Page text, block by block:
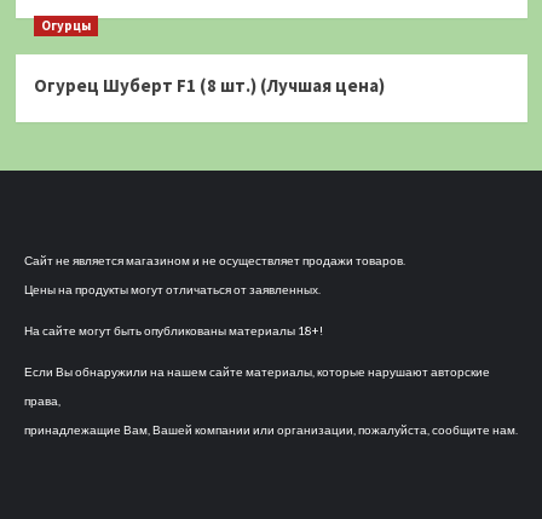
Огурцы
Огурец Шуберт F1 (8 шт.) (Лучшая цена)
Сайт не является магазином и не осуществляет продажи товаров.
Цены на продукты могут отличаться от заявленных.
На сайте могут быть опубликованы материалы 18+!
Если Вы обнаружили на нашем сайте материалы, которые нарушают авторские
права,
принадлежащие Вам, Вашей компании или организации, пожалуйста, сообщите нам.